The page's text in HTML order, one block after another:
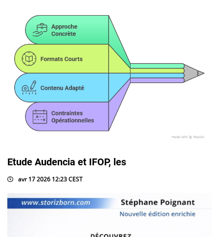
Etude Audencia et IFOP, les
avr 17 2026 12:23 CEST